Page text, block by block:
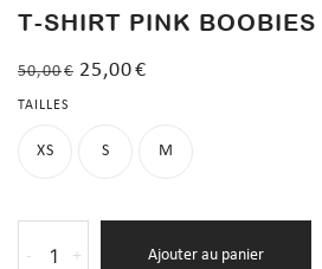
T-SHIRT PINK BOOBIES
50,00€ 25,00€
TAILLES
XS S M
- + Ajouter au panier